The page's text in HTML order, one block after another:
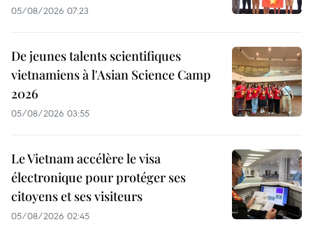
05/08/2026 07:23
De jeunes talents scientifiques
vietnamiens à l'Asian Science Camp
2026
05/08/2026 03:55
Le Vietnam accélère le visa
électronique pour protéger ses
citoyens et ses visiteurs
05/08/2026 02:45